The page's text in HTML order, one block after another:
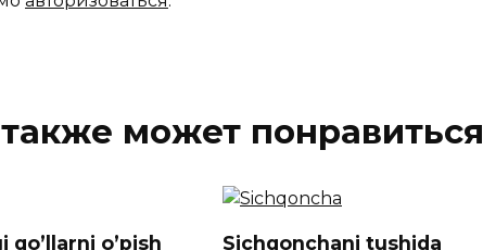
может понравиться
qo’llarni o’pish Sichqonchani tushida